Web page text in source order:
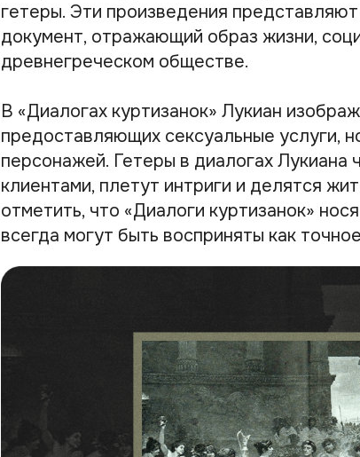
гетеры. Эти произведения
документ, отражающий образ жизни,
древнегреческом обществе.
В «Диалогах куртизанок» Лукиан
предоставляющих сексуальные услуги,
персонажей. Гетеры в диалогах
клиентами, плетут интриги и делятся
отметить, что «Диалоги куртизанок»
всегда могут быть восприняты как